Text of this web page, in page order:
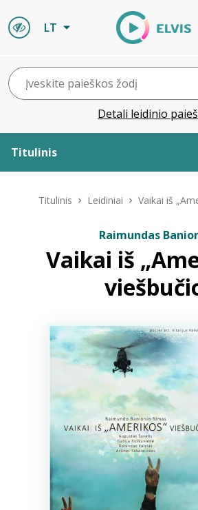
LT
Detali leidinio
Titulinis
ELVIS atvyksta
Bibliotekoms
Titulinis Leidiniai Vaikai iš
Raimundas
Vaikai iš